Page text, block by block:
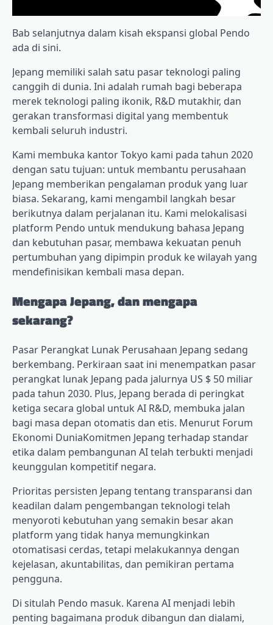
Bab selanjutnya dalam kisah ekspansi global Pendo
ada di sini.
Jepang memiliki salah satu pasar teknologi paling
canggih di dunia. Ini adalah rumah bagi beberapa
merek teknologi paling ikonik, R&D mutakhir, dan
gerakan transformasi digital yang membentuk
kembali seluruh industri.
Kami membuka kantor Tokyo kami pada tahun 2020
dengan satu tujuan: untuk membantu perusahaan
Jepang memberikan pengalaman produk yang luar
biasa. Sekarang, kami mengambil langkah besar
berikutnya dalam perjalanan itu. Kami melokalisasi
platform Pendo untuk mendukung bahasa Jepang
dan kebutuhan pasar, membawa kekuatan penuh
pertumbuhan yang dipimpin produk ke wilayah yang
mendefinisikan kembali masa depan.
Mengapa Jepang, dan mengapa
sekarang?
Pasar Perangkat Lunak Perusahaan Jepang sedang
berkembang. Perkiraan saat ini menempatkan pasar
perangkat lunak Jepang pada jalurnya US $ 50 miliar
pada tahun 2030. Plus, Jepang berada di peringkat
ketiga secara global untuk AI R&D, membuka jalan
bagi masa depan otomatis dan etis. Menurut Forum
Ekonomi DuniaKomitmen Jepang terhadap standar
etika dalam pembangunan AI telah terbukti menjadi
keunggulan kompetitif negara.
Prioritas persisten Jepang tentang transparansi dan
keadilan dalam pengembangan teknologi telah
menyoroti kebutuhan yang semakin besar akan
platform yang tidak hanya memungkinkan
otomatisasi cerdas, tetapi melakukannya dengan
kejelasan, akuntabilitas, dan pemikiran pertama
pengguna.
Di situlah Pendo masuk. Karena AI menjadi lebih
penting bagaimana produk dibangun dan dialami,